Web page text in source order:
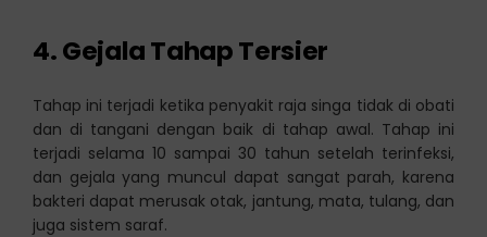
4. Gejala Tahap Tersier
Tahap ini terjadi ketika penyakit raja singa tidak di obati
dan di tangani dengan baik di tahap awal. Tahap ini
terjadi selama 10 sampai 30 tahun setelah terinfeksi,
dan gejala yang muncul dapat sangat parah, karena
bakteri dapat merusak otak, jantung, mata, tulang, dan
juga sistem saraf.